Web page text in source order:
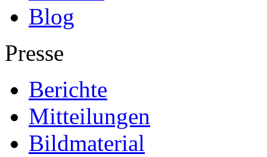
Blog
Presse
Berichte
Mitteilungen
Bildmaterial